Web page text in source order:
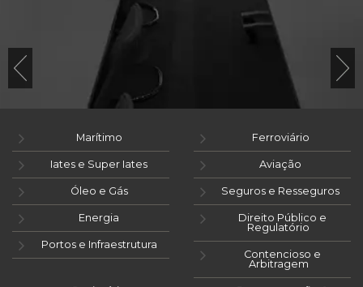
Marítimo
Iates e Super Iates
Óleo e Gás
Energia
Portos e Infraestrutura
Ferroviário
Aviação
Seguros e Resseguros
Direito Público e
Regulatório
Contencioso e
Arbitragem